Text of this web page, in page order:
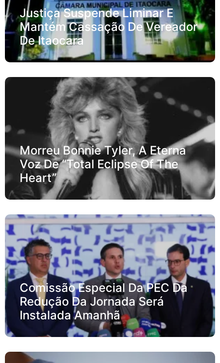
Justiça Suspende Liminar E
Mantém Cassação De Vereador
De Itaocara
Morreu Bonnie Tyler, A Eterna
Voz De “Total Eclipse Of The
Heart”
Comissão Especial Da PEC Da
Redução Da Jornada Será
Instalada Amanhã